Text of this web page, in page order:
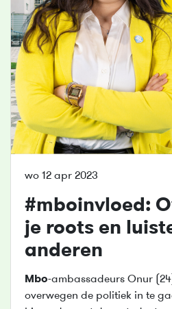
wo 12 apr 2023
#mboinvloed:
je roots en
anderen
Mbo-ambassadeurs Onur
overwegen de politiek in te